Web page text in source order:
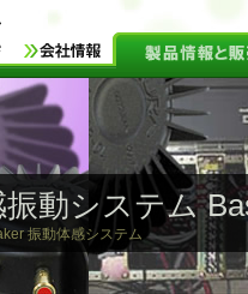
動システム
振動体感システム